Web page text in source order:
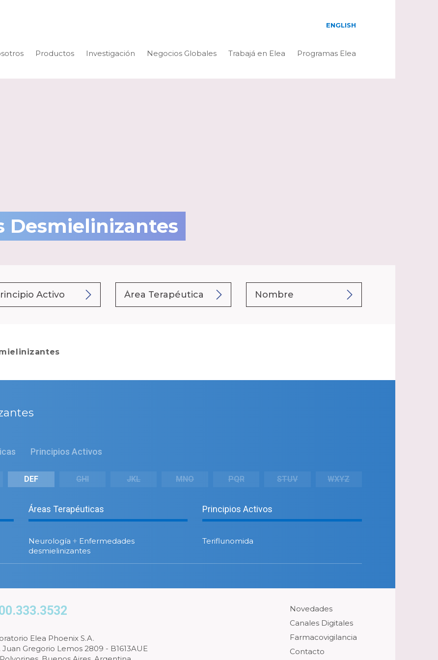
Productos Investigación Negocios Globales Trabajá en Elea Programas Elea
ENGLISH
Desmielinizantes
Principios Activos
DEF GHI JKL MNO PQR STUV WXYZ
Áreas Terapéuticas Principios Activos
Neurología + Enfermedades
desmielinizantes
Teriflunomida
Elea Phoenix S.A.
Juan Gregorio Lemos 2809 - B1613AUE
Novedades
Canales Digitales
Farmacovigilancia
Contacto